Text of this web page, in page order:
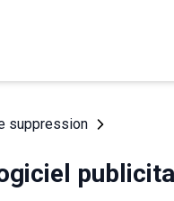
suppression